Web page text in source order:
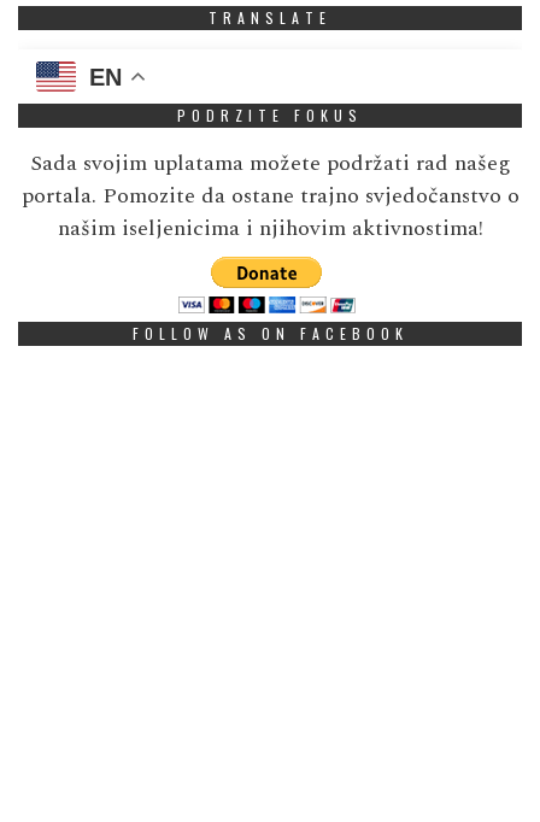
TRANSLATE
EN
PODRZITE FOKUS
Sada svojim uplatama možete podržati rad našeg
portala. Pomozite da ostane trajno svjedočanstvo o
našim iseljenicima i njihovim aktivnostima!
FOLLOW AS ON FACEBOOK